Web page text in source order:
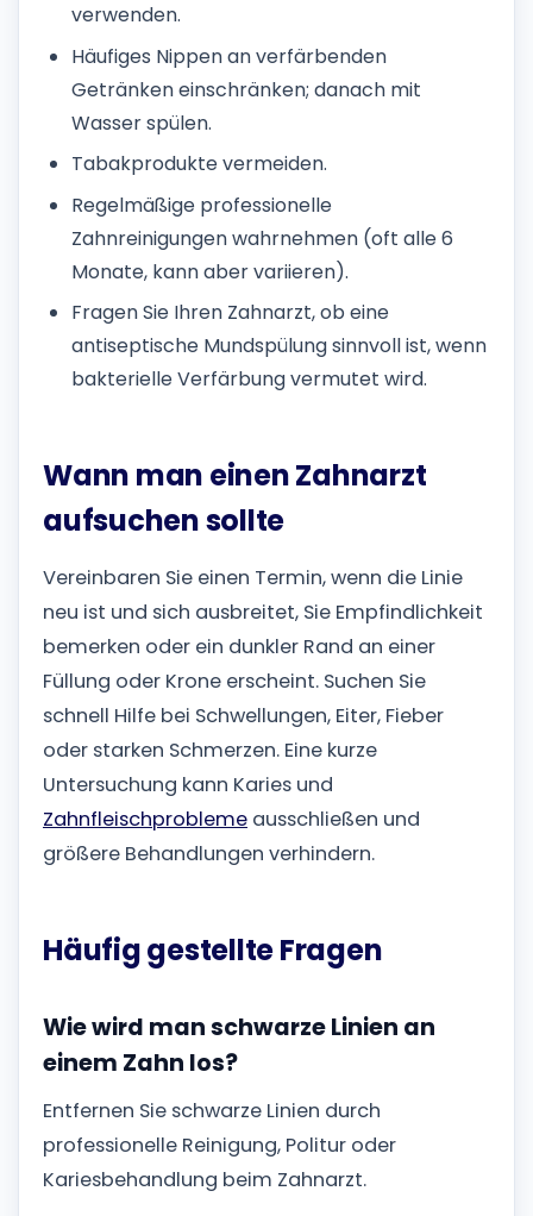
verwenden.
Häufiges Nippen an verfärbenden
Getränken einschränken; danach mit
Wasser spülen.
Tabakprodukte vermeiden.
Regelmäßige professionelle
Zahnreinigungen wahrnehmen (oft alle 6
Monate, kann aber variieren).
Fragen Sie Ihren Zahnarzt, ob eine
antiseptische Mundspülung sinnvoll ist, wenn
bakterielle Verfärbung vermutet wird.
Wann man einen Zahnarzt
aufsuchen sollte
Vereinbaren Sie einen Termin, wenn die Linie
neu ist und sich ausbreitet, Sie Empfindlichkeit
bemerken oder ein dunkler Rand an einer
Füllung oder Krone erscheint. Suchen Sie
schnell Hilfe bei Schwellungen, Eiter, Fieber
oder starken Schmerzen. Eine kurze
Untersuchung kann Karies und
Zahnfleischprobleme ausschließen und
größere Behandlungen verhindern.
Häufig gestellte Fragen
Wie wird man schwarze Linien an
einem Zahn los?
Entfernen Sie schwarze Linien durch
professionelle Reinigung, Politur oder
Kariesbehandlung beim Zahnarzt.